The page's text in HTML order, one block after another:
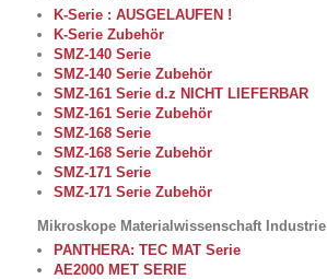
K-Serie : AUSGELAUFEN !
K-Serie Zubehör
SMZ-140 Serie
SMZ-140 Serie Zubehör
SMZ-161 Serie d.z NICHT LIEFERBAR
SMZ-161 Serie Zubehör
SMZ-168 Serie
SMZ-168 Serie Zubehör
SMZ-171 Serie
SMZ-171 Serie Zubehör
Mikroskope Materialwissenschaft Industrie
PANTHERA: TEC MAT Serie
AE2000 MET SERIE